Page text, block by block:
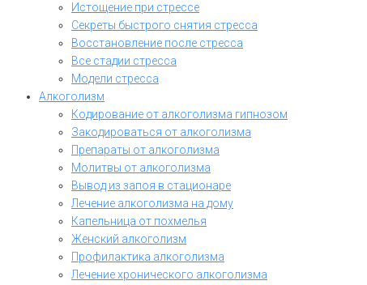
Истощение при стрессе
Секреты быстрого снятия стресса
Восстановление после стресса
Все стадии стресса
Модели стресса
Алкоголизм
Кодирование от алкоголизма гипнозом
Закодироваться от алкоголизма
Препараты от алкоголизма
Молитвы от алкоголизма
Вывод из запоя в стационаре
Лечение алкоголизма на дому
Капельница от похмелья
Женский алкоголизм
Профилактика алкоголизма
Лечение хронического алкоголизма